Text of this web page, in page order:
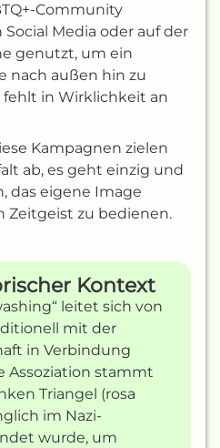
Community
Media oder auf der
genutzt, um ein
nach außen hin zu
fehlt in Wirklichkeit an
Kampagnen zielen
ab, es geht einzig und
das eigene Image
Zeitgeist zu bedienen.
Kontext
leitet sich von
mit der
in Verbindung
Assoziation stammt
Triangel (rosa
im Nazi-
wurde, um